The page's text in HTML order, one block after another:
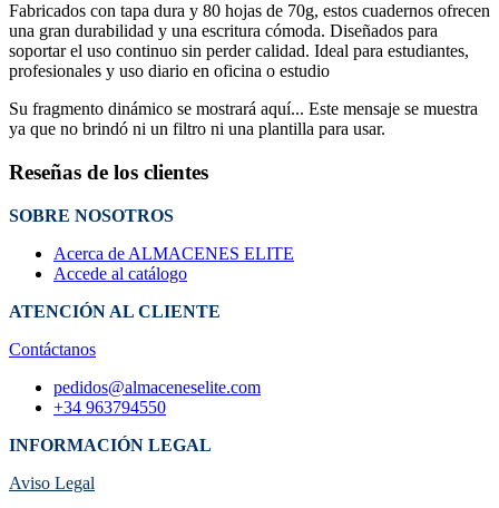
Fabricados con tapa dura y 80 hojas de 70g, estos cuadernos ofrecen
una gran durabilidad y una escritura cómoda. Diseñados para
soportar el uso continuo sin perder calidad. Ideal para estudiantes,
profesionales y uso diario en oficina o estudio
Su fragmento dinámico se mostrará aquí... Este mensaje se muestra
ya que no brindó ni un filtro ni una plantilla para usar.
Reseñas de los clientes
SOBRE NOSOTROS
Acerca de ALMACENES ELITE
Accede al catálogo
ATENCIÓN AL CLIENTE
Contáctanos
pedidos@almaceneselite.com
+34 963794550
INFORMACIÓN LEGAL
Aviso Legal